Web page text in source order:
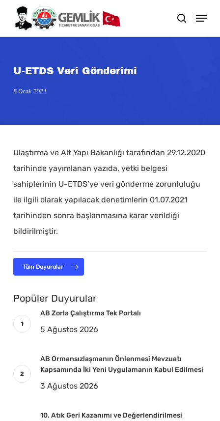
main
search
U-ETDS Veri Gönderimi
5 Ocak 2021
Ulaştırma ve Alt Yapı Bakanlığı tarafından 29.12.2020
tarihinde yayımlanan yazıda, yetki belgesi
sahiplerinin U-ETDS’ye veri gönderme zorunluluğu
ile ilgili olarak yapılacak denetimlerin 01.07.2021
tarihinden sonra başlanmasına karar verildiği
bildirilmiştir.
Tüm Duyurular
Popüler Duyurular
AB Zorla Çalıştırma Tek Portalı
5 Ağustos 2026
AB Ormansızlaşmanın Önlenmesi Mevzuatı
Kapsamında İki Yeni Uygulamanın Kabul Edilmesi
3 Ağustos 2026
10. Atık Geri Kazanımı ve Değerlendirilmesi